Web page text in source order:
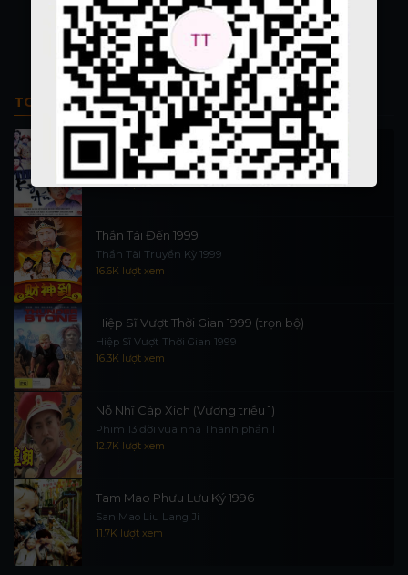
TOP PHIM BỘ
Thi Công Kỳ Án 1997
施公奇案 1997
90.1K lượt xem
Thần Tài Đến 1999
Thần Tài Truyền Kỳ 1999
16.6K lượt xem
Hiệp Sĩ Vượt Thời Gian 1999 (trọn bộ)
Hiệp Sĩ Vượt Thời Gian 1999
16.3K lượt xem
Nỗ Nhĩ Cáp Xích (Vương triều 1)
Phim 13 đời vua nhà Thanh phần 1
12.7K lượt xem
Tam Mao Phưu Lưu Ký 1996
San Mao Liu Lang Ji
11.7K lượt xem